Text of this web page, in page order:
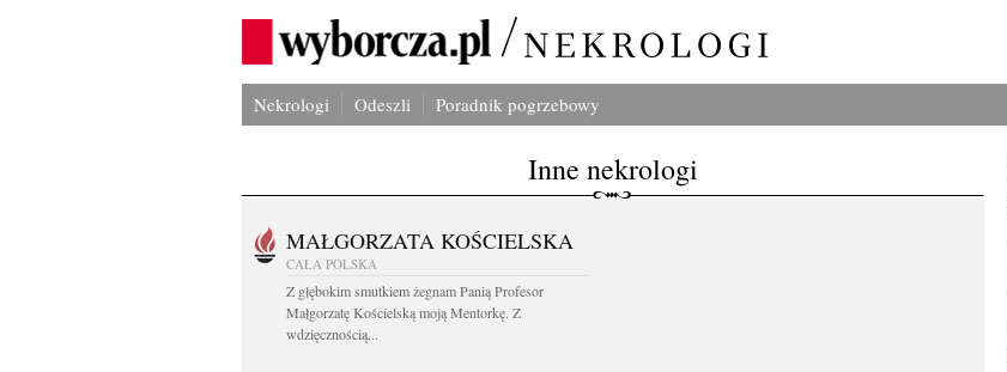
Nekrologi Odeszli Poradnik pogrzebowy
Inne nekrologi
MAŁGORZATA KOŚCIELSKA
CAŁA POLSKA
Z głębokim smutkiem żegnam Panią Profesor
Małgorzatę Kościelską moją Mentorkę. Z
wdzięcznością...